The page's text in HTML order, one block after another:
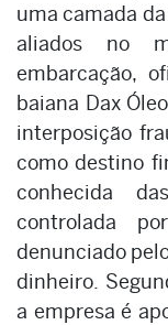
uma camada
aliados no
embarcação,
baiana Dax
interposição
como destino
conhecida
controlada
denunciado
dinheiro.
a empresa é